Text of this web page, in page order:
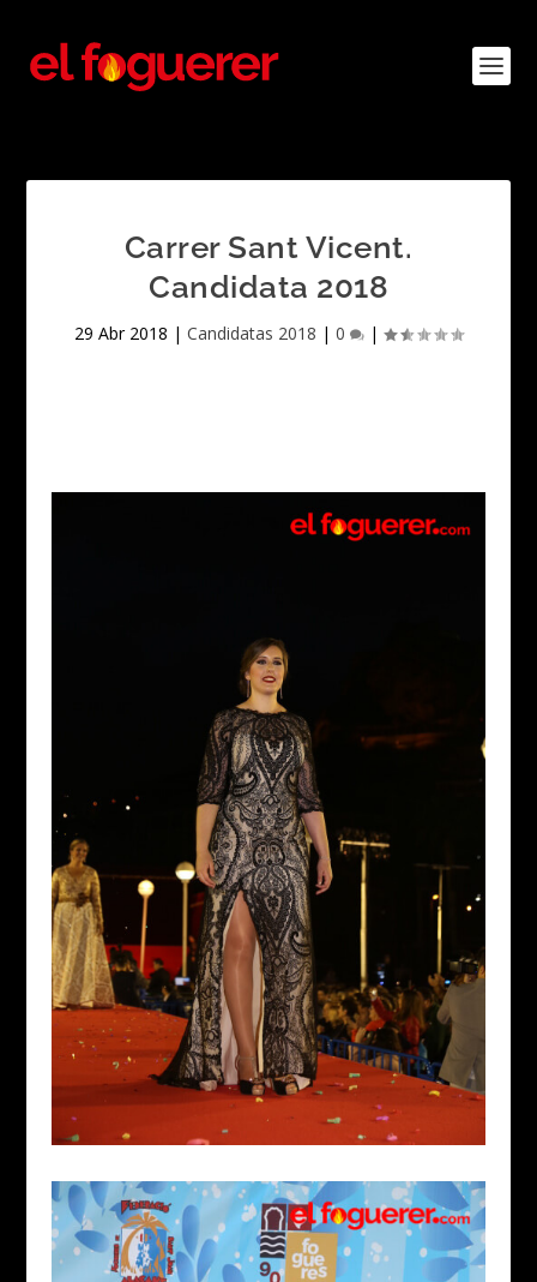
Carrer Sant Vicent.
Candidata 2018
29 Abr 2018 | Candidatas 2018 | 0 |